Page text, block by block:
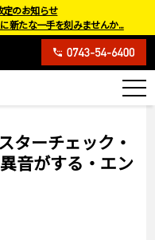
ターチェック・
音がする・エン
定のお知らせ
新たな一手を刻みませんか...